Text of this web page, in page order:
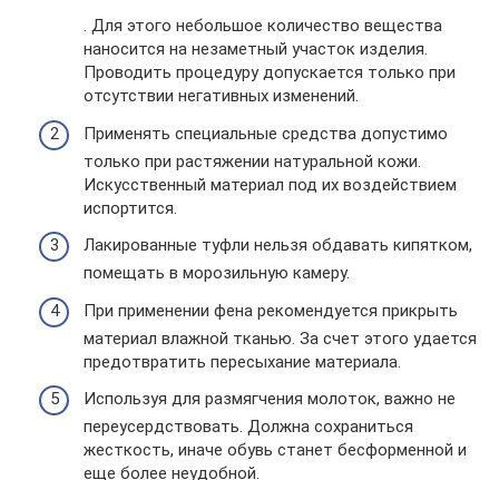
. Для этого небольшое количество вещества
наносится на незаметный участок изделия.
Проводить процедуру допускается только при
отсутствии негативных изменений.
Применять специальные средства допустимо
только при растяжении натуральной кожи.
Искусственный материал под их воздействием
испортится.
Лакированные туфли нельзя обдавать кипятком,
помещать в морозильную камеру.
При применении фена рекомендуется прикрыть
материал влажной тканью. За счет этого удается
предотвратить пересыхание материала.
Используя для размягчения молоток, важно не
переусердствовать. Должна сохраниться
жесткость, иначе обувь станет бесформенной и
еще более неудобной.